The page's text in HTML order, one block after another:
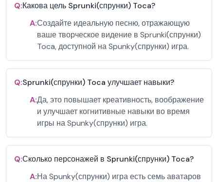
Q:Какова цель Sprunki(спрунки) Toca?
A:Создайте идеальную песню, отражающую
ваше творческое видение в Sprunki(спрунки)
Toca, доступной на Spunky(спрунки) игра.
Q:Sprunki(спрунки) Toca улучшает навыки?
A:Да, это повышает креативность, воображение
и улучшает когнитивные навыки во время
игры на Spunky(спрунки) игра.
Q:Сколько персонажей в Sprunki(спрунки) Toca?
A:На Spunky(спрунки) игра есть семь аватаров